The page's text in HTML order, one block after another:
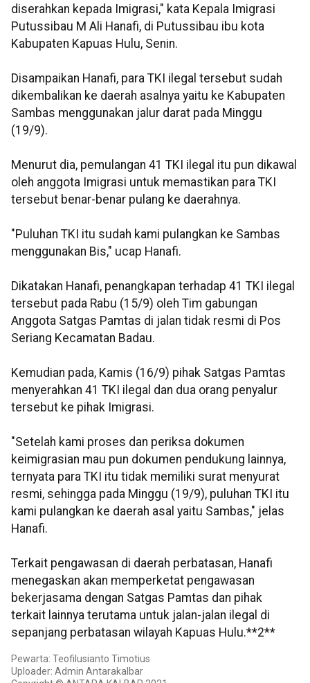
diserahkan kepada Imigrasi," kata Kepala Imigrasi
Putussibau M Ali Hanafi, di Putussibau ibu kota
Kabupaten Kapuas Hulu, Senin.
Disampaikan Hanafi, para TKI ilegal tersebut sudah
dikembalikan ke daerah asalnya yaitu ke Kabupaten
Sambas menggunakan jalur darat pada Minggu
(19/9).
Menurut dia, pemulangan 41 TKI ilegal itu pun dikawal
oleh anggota Imigrasi untuk memastikan para TKI
tersebut benar-benar pulang ke daerahnya.
"Puluhan TKI itu sudah kami pulangkan ke Sambas
menggunakan Bis," ucap Hanafi.
Dikatakan Hanafi, penangkapan terhadap 41 TKI ilegal
tersebut pada Rabu (15/9) oleh Tim gabungan
Anggota Satgas Pamtas di jalan tidak resmi di Pos
Seriang Kecamatan Badau.
Kemudian pada, Kamis (16/9) pihak Satgas Pamtas
menyerahkan 41 TKI ilegal dan dua orang penyalur
tersebut ke pihak Imigrasi.
"Setelah kami proses dan periksa dokumen
keimigrasian mau pun dokumen pendukung lainnya,
ternyata para TKI itu tidak memiliki surat menyurat
resmi, sehingga pada Minggu (19/9), puluhan TKI itu
kami pulangkan ke daerah asal yaitu Sambas," jelas
Hanafi.
Terkait pengawasan di daerah perbatasan, Hanafi
menegaskan akan memperketat pengawasan
bekerjasama dengan Satgas Pamtas dan pihak
terkait lainnya terutama untuk jalan-jalan ilegal di
sepanjang perbatasan wilayah Kapuas Hulu.**2**
Pewarta: Teofilusianto Timotius
Uploader: Admin Antarakalbar